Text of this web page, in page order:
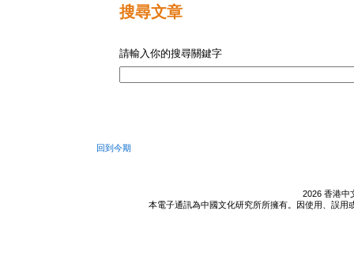
搜尋文章
請輸入你的搜尋關鍵字
回到今期
2026 香港中
本電子通訊為中國文化研究所所擁有。因使用、誤